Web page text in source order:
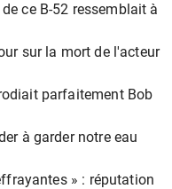
ce B-52 ressemblait à
sur la mort de l'acteur
parfaitement Bob
à garder notre eau
» : réputation